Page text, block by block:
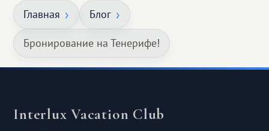
Главная Блог
Бронирование на Тенерифе!
Interlux Vacation Club